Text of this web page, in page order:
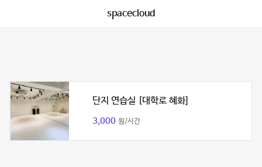
spacecloud
단지 연습실 [대학로 혜화]
3,000 원/시간